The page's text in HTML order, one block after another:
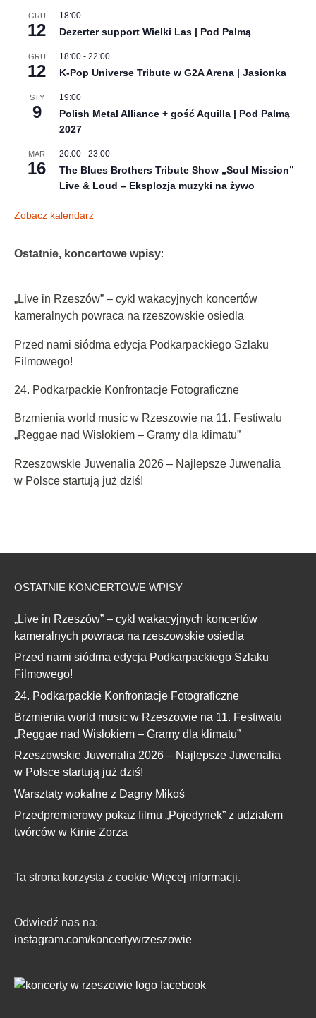
GRU
12
18:00
Dezerter support Wielki Las | Pod Palmą
GRU
12
18:00 - 22:00
K-Pop Universe Tribute w G2A Arena | Jasionka
STY
9
19:00
Polish Metal Alliance + gość Aquilla | Pod Palmą
2027
MAR
16
20:00 - 23:00
The Blues Brothers Tribute Show „Soul Mission”
Live & Loud – Eksplozja muzyki na żywo
Zobacz kalendarz
Ostatnie, koncertowe wpisy:
„Live in Rzeszów” – cykl wakacyjnych koncertów
kameralnych powraca na rzeszowskie osiedla
Przed nami siódma edycja Podkarpackiego Szlaku
Filmowego!
24. Podkarpackie Konfrontacje Fotograficzne
Brzmienia world music w Rzeszowie na 11. Festiwalu
„Reggae nad Wisłokiem – Gramy dla klimatu”
Rzeszowskie Juwenalia 2026 – Najlepsze Juwenalia
w Polsce startują już dziś!
OSTATNIE KONCERTOWE WPISY
„Live in Rzeszów” – cykl wakacyjnych koncertów
kameralnych powraca na rzeszowskie osiedla
Przed nami siódma edycja Podkarpackiego Szlaku
Filmowego!
24. Podkarpackie Konfrontacje Fotograficzne
Brzmienia world music w Rzeszowie na 11. Festiwalu
„Reggae nad Wisłokiem – Gramy dla klimatu”
Rzeszowskie Juwenalia 2026 – Najlepsze Juwenalia
w Polsce startują już dziś!
Warsztaty wokalne z Dagny Mikoś
Przedpremierowy pokaz filmu „Pojedynek” z udziałem
twórców w Kinie Zorza
Ta strona korzysta z cookie Więcej informacji.
Odwiedź nas na:
instagram.com/koncertywrzeszowie